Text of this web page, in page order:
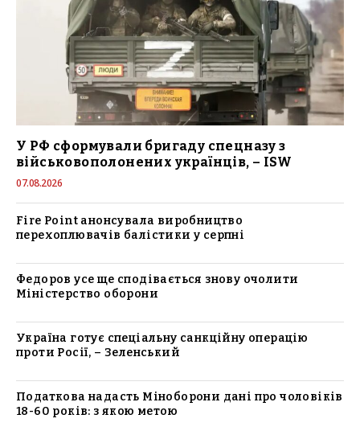
У РФ сформували бригаду спецназу з
військовополонених українців, – ISW
07.08.2026
Fire Point анонсувала виробництво
перехоплювачів балістики у серпні
Федоров усе ще сподівається знову очолити
Міністерство оборони
Україна готує спеціальну санкційну операцію
проти Росії, – Зеленський
Податкова надасть Міноборони дані про чоловіків
18-60 років: з якою метою